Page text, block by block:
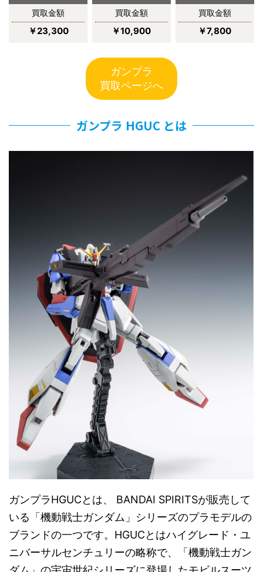
買取金額
￥23,300
買取金額
￥10,900
買取金額
￥7,800
ガンプラ
買取ページへ
ガンプラ HGUC とは
ガンプラHGUCとは、 BANDAI SPIRITSが販売して
いる「機動戦士ガンダム」シリーズのプラモデルの
ブランドの一つです。HGUCとはハイグレード・ユ
ニバーサルセンチュリーの略称で、「機動戦士ガン